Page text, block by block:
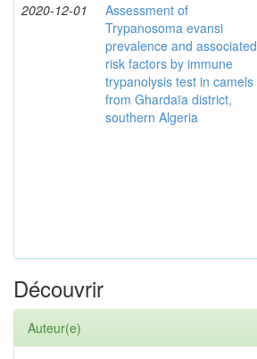
2020-12-01
Assessment of
Trypanosoma evansi
prevalence and associated
risk factors by immune
trypanolysis test in camels
from Ghardaïa district,
southern Algeria
Découvrir
Auteur(e)